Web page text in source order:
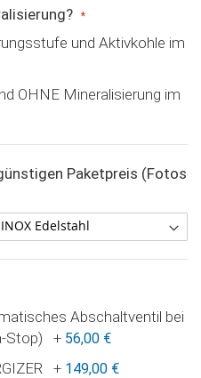
und Aktivkohle im
OHNE Mineralisierung im
Abschaltventil bei
Stop)
+ 56,00 €
+ 149,00 €